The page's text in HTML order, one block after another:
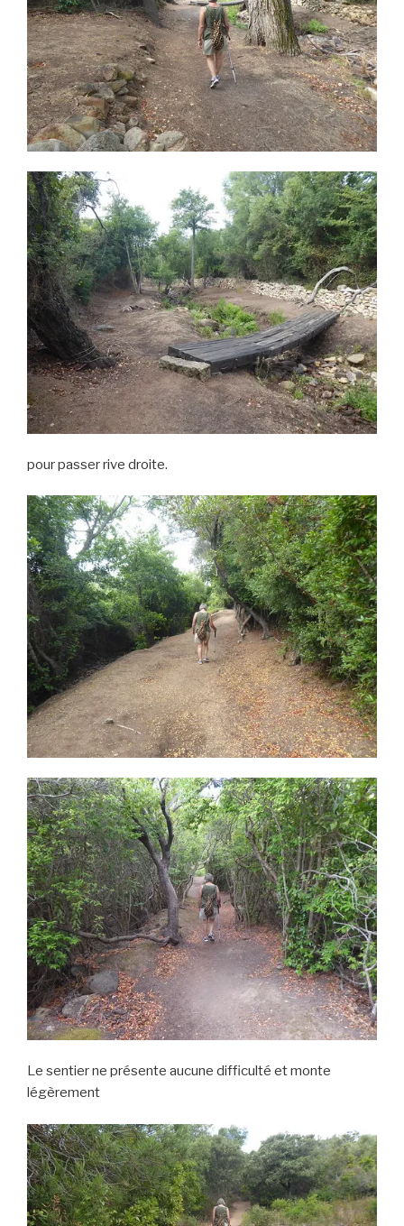
pour passer rive droite.
Le sentier ne présente aucune difficulté et monte
légèrement